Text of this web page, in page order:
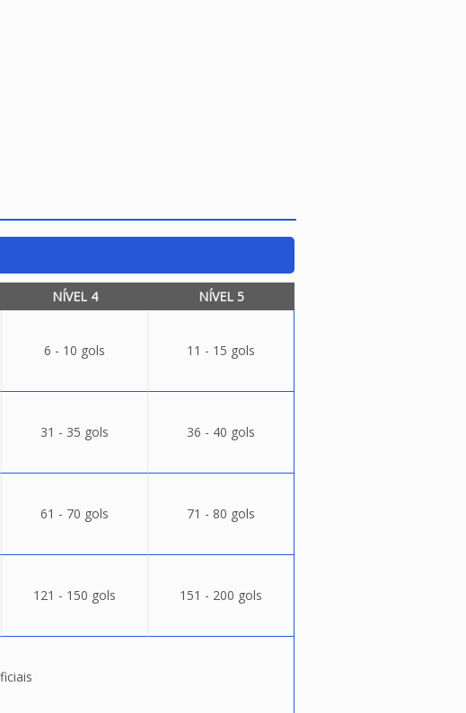
NÍVEL 4 NÍVEL 5
6 - 10 gols 11 - 15 gols
31 - 35 gols 36 - 40 gols
61 - 70 gols 71 - 80 gols
121 - 150 gols 151 - 200 gols